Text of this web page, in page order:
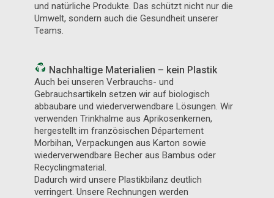
und natürliche Produkte. Das schützt nicht nur die
Umwelt, sondern auch die Gesundheit unserer
Teams.
Nachhaltige Materialien – kein Plastik
Auch bei unseren Verbrauchs- und
Gebrauchsartikeln setzen wir auf biologisch
abbaubare und wiederverwendbare Lösungen. Wir
verwenden Trinkhalme aus Aprikosenkernen,
hergestellt im französischen Département
Morbihan, Verpackungen aus Karton sowie
wiederverwendbare Becher aus Bambus oder
Recyclingmaterial.
Dadurch wird unsere Plastikbilanz deutlich
verringert. Unsere Rechnungen werden